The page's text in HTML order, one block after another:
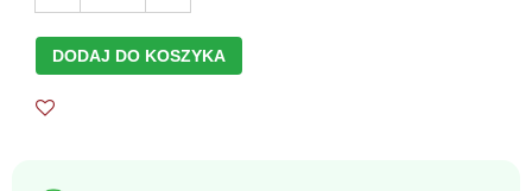
DODAJ DO KOSZYKA